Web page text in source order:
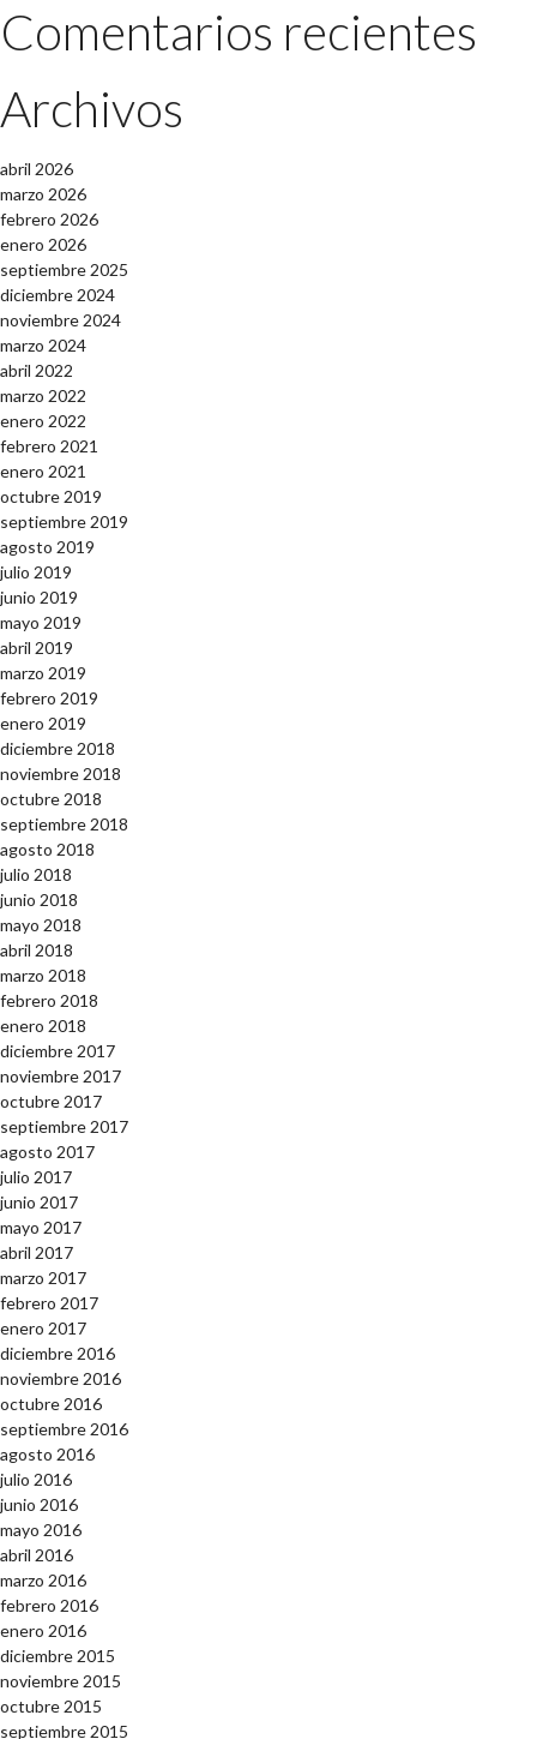
Comentarios recientes
Archivos
abril 2026
marzo 2026
febrero 2026
enero 2026
septiembre 2025
diciembre 2024
noviembre 2024
marzo 2024
abril 2022
marzo 2022
enero 2022
febrero 2021
enero 2021
octubre 2019
septiembre 2019
agosto 2019
julio 2019
junio 2019
mayo 2019
abril 2019
marzo 2019
febrero 2019
enero 2019
diciembre 2018
noviembre 2018
octubre 2018
septiembre 2018
agosto 2018
julio 2018
junio 2018
mayo 2018
abril 2018
marzo 2018
febrero 2018
enero 2018
diciembre 2017
noviembre 2017
octubre 2017
septiembre 2017
agosto 2017
julio 2017
junio 2017
mayo 2017
abril 2017
marzo 2017
febrero 2017
enero 2017
diciembre 2016
noviembre 2016
octubre 2016
septiembre 2016
agosto 2016
julio 2016
junio 2016
mayo 2016
abril 2016
marzo 2016
febrero 2016
enero 2016
diciembre 2015
noviembre 2015
octubre 2015
septiembre 2015